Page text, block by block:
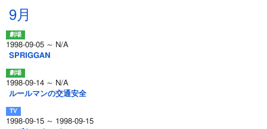
9月
1998-09-05 ～ N/A
SPRIGGAN
1998-09-14 ～ N/A
ルールマンの交通安全
1998-09-15 ～ 1998-09-15